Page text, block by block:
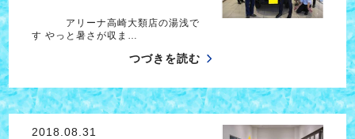
アリーナ高崎大類店の湯浅で
す やっと暑さが収ま…
つづきを読む
2018.08.31